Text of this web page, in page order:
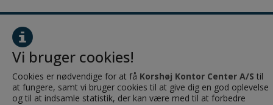
CVR: 28484208
Vi bruger cookies!
Cookies er nødvendige for at få Korshøj Kontor Center A/S til
at fungere, samt vi bruger cookies til at give dig en god oplevelse
og til at indsamle statistik, der kan være med til at forbedre